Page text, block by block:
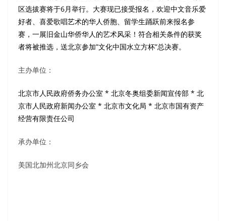
区选拔赛将于6月举行。大赛现已接受报名，欢迎中文音乐爱
好者、喜爱歌唱艺术的华人侨胞、留学生踊跃前来报名参
赛，一展旧金山华侨华人的艺术风采！符合相关条件的获奖
者将被推选，送北京参加”文化中国水立方杯”总决赛。
主办单位：
北京市人民政府侨务办公室 * 北京冬奥组委新闻宣传部 * 北
京市人民政府新闻办公室 * 北京市文化局 * 北京市国有资产
经营有限责任公司
承办单位：
美国北加州北京同乡会